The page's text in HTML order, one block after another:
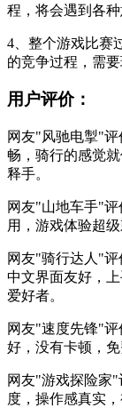
程，将会遇到各
4、整个游戏比赛
的竞争过程，需
用户评价：
网友"风驰电掣"
畅，骑行的感觉
释手。
网友"山地车手"
用，游戏体验超
网友"骑行达人"评
中文界面友好，
爱好者。
网友"速度先锋"
好，没有卡顿，
网友"游戏探险家
度，操作感真实